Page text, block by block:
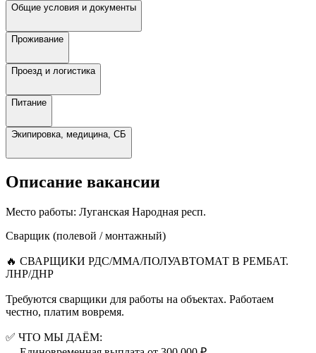
Общие условия и документы
Проживание
Проезд и логистика
Питание
Экипировка, медицина, СБ
Описание вакансии
Место работы: Луганская Народная респ.
Сварщик (полевой / монтажный)
🔥 СВАРЩИКИ РДС/ММА/ПОЛУАВТОМАТ В РЕМБАТ.
ЛНР/ДНР
Требуются сварщики для работы на объектах. Работаем
честно, платим вовремя.
✅ ЧТО МЫ ДАЁМ: